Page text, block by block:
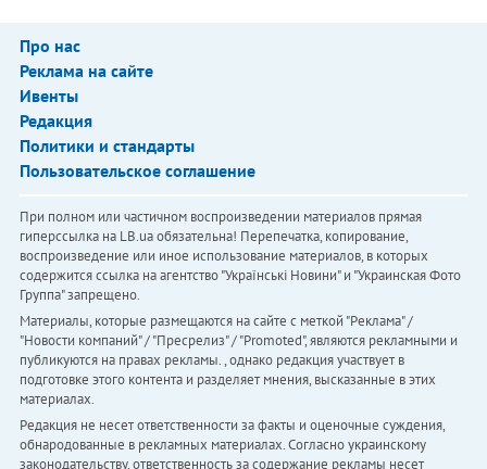
Про нас
Реклама на сайте
Ивенты
Редакция
Политики и стандарты
Пользовательское соглашение
При полном или частичном воспроизведении материалов прямая
гиперссылка на LB.ua обязательна! Перепечатка, копирование,
воспроизведение или иное использование материалов, в которых
содержится ссылка на агентство "Українськi Новини" и "Украинская Фото
Группа" запрещено.
Материалы, которые размещаются на сайте с меткой "Реклама" /
"Новости компаний" / "Пресрелиз" / "Promoted", являются рекламными и
публикуются на правах рекламы. , однако редакция участвует в
подготовке этого контента и разделяет мнения, высказанные в этих
материалах.
Редакция не несет ответственности за факты и оценочные суждения,
обнародованные в рекламных материалах. Согласно украинскому
законодательству, ответственность за содержание рекламы несет